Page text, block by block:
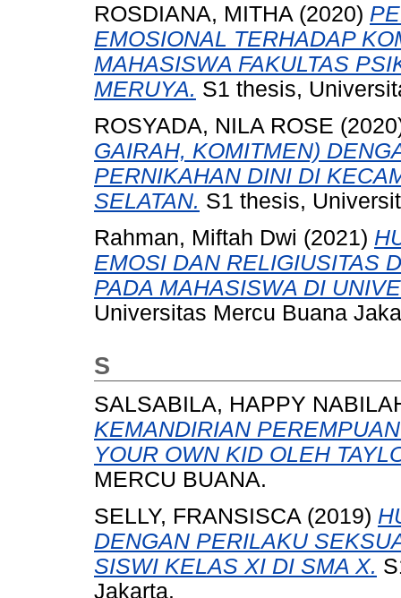
ROSDIANA, MITHA (2020)
EMOSIONAL TERHADAP
MAHASISWA FAKULTAS
MERUYA. S1 thesis,
ROSYADA, NILA ROSE
GAIRAH, KOMITMEN)
PERNIKAHAN DINI DI
SELATAN. S1 thesis,
Rahman, Miftah Dwi (2021)
EMOSI DAN RELIGIUSITAS
PADA MAHASISWA DI
Universitas Mercu Buana
S
SALSABILA, HAPPY
KEMANDIRIAN
YOUR OWN KID OLEH
MERCU BUANA.
SELLY, FRANSISCA (2019)
DENGAN PERILAKU
SISWI KELAS XI DI SMA X.
Jakarta.